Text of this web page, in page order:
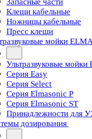
Клещи кабельные
Ножницы кабельные
Пресс клещи
мойки ELMA
Ультразвуковые мойки
Серия Easy
Серия Select
Серия Elmasonic P
Серия Elmasonic ST
Принадлежности для
дозирования